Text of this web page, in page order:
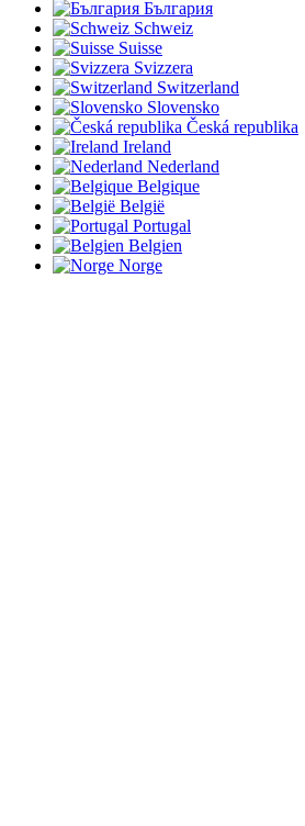
България
Schweiz
Suisse
Svizzera
Switzerland
Slovensko
Česká republika
Ireland
Nederland
Belgique
België
Portugal
Belgien
Norge